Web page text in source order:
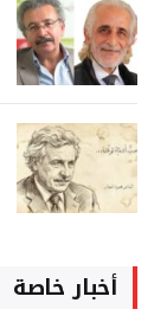
أخبار خاصة